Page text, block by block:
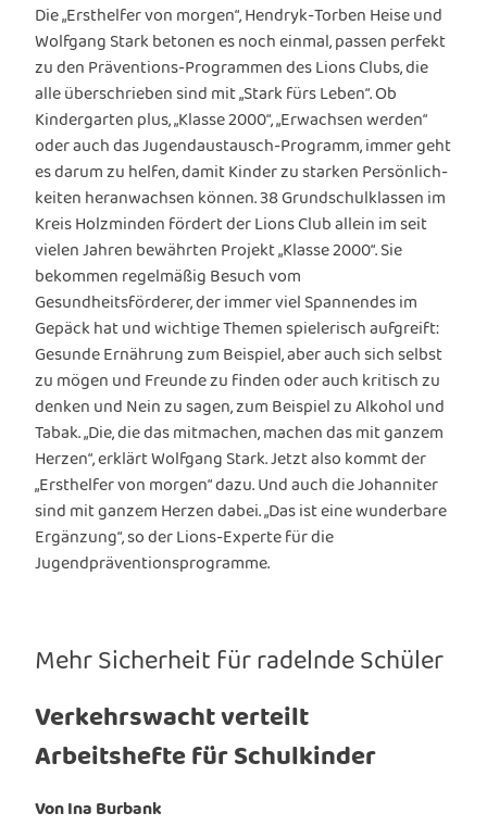
Die „Ersthelfer von morgen“, Hendryk-Torben Heise und
Wolfgang Stark betonen es noch einmal, passen perfekt
zu den Präventions-Programmen des Lions Clubs, die
alle überschrieben sind mit „Stark fürs Leben“. Ob
Kindergarten plus, „Klasse 2000“, „Erwachsen werden“
oder auch das Jugendaustausch-Programm, immer geht
es darum zu helfen, damit Kinder zu starken Persönlich-
keiten heranwachsen können. 38 Grundschulklassen im
Kreis Holzminden fördert der Lions Club allein im seit
vielen Jahren bewährten Projekt „Klasse 2000“. Sie
bekommen regelmäßig Besuch vom
Gesundheitsförderer, der immer viel Spannendes im
Gepäck hat und wichtige Themen spielerisch aufgreift:
Gesunde Ernährung zum Beispiel, aber auch sich selbst
zu mögen und Freunde zu finden oder auch kritisch zu
denken und Nein zu sagen, zum Beispiel zu Alkohol und
Tabak. „Die, die das mitmachen, machen das mit ganzem
Herzen“, erklärt Wolfgang Stark. Jetzt also kommt der
„Ersthelfer von morgen“ dazu. Und auch die Johanniter
sind mit ganzem Herzen dabei. „Das ist eine wunderbare
Ergänzung“, so der Lions-Experte für die
Jugendpräventionsprogramme.
Mehr Sicherheit für radelnde Schüler
Verkehrswacht verteilt
Arbeitshefte für Schulkinder
Von Ina Burbank